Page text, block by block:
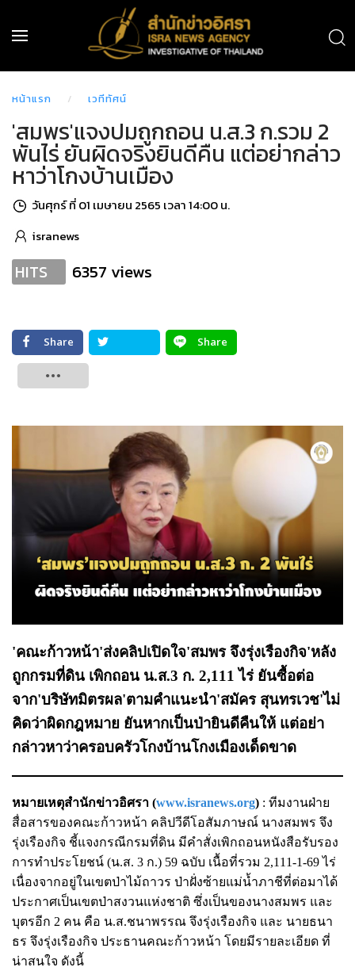
หน้าแรก เวทีทัศน์
'สมพร'แจงปมถูกถอน น.ส.3 ก.รวม 2
พันไร่ ยันผิดจริงยินดีคืน แต่อย่ากล่าว
หาว่าโกงบ้านเมือง
วันศุกร์ ที่ 01 เมษายน 2565 เวลา 14:00 น.
isranews
HITS 6357 views
Share
Share
'คณะก้าวหน้า'ส่งคลิปเปิดใจ'สมพร จึงรุ่งเรืองกิจ'หลัง
ถูกกรมที่ดิน เพิกถอน น.ส.3 ก. 2,111 ไร่ ยันซื้อต่อ
จาก'บริษัทมิตรผล'ตามคำแนะนำ'สมัคร สุนทรเวช'ไม่
คิดว่าผิดกฎหมาย ยันหากเป็นป่ายินดีคืนให้ แต่อย่า
กล่าวหาว่าครอบครัวโกงบ้านโกงเมืองเด็ดขาด
หมายเหตุสำนักข่าวอิศรา (www.isranews.org) : ทีมงานฝ่าย
สื่อสารของคณะก้าวหน้า คลิปวีดีโอสัมภาษณ์ นางสมพร จึง
รุ่งเรืองกิจ ชี้แจงกรณีกรมที่ดิน มีคำสั่งเพิกถอนหนังสือรับรอง
การทำประโยชน์ (น.ส. 3 ก.) 59 ฉบับ เนื้อที่รวม 2,111-1-69 ไร่
เนื่องจากอยู่ในเขตป่าไม้ถาวร ป่าฝั่งซ้ายแม่น้ำภาชีที่ต่อมาได้
ประกาศเป็นเขตป่าสงวนแห่งชาติ ซึ่งเป็นของนางสมพร และ
บุตรอีก 2 คน คือ น.ส.ชนาพรรณ จึงรุ่งเรืองกิจ และ นายธนา
ธร จึงรุ่งเรืองกิจ ประธานคณะก้าวหน้า โดยมีรายละเอียด ที่
น่าสนใจ ดังนี้